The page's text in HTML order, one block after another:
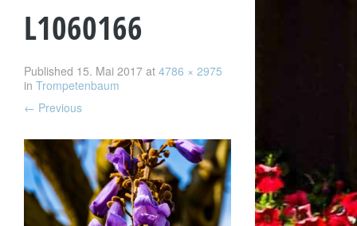
L1060166
Published 15. Mai 2017 at 4786 × 2975
in Trompetenbaum
← Previous